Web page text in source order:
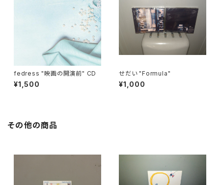
fedress "映画の開演前" CD
¥1,500
せだい "Formula"
¥1,000
その他の商品